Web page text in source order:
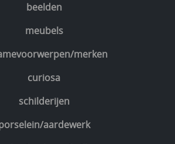
beelden
meubels
merken
curiosa
schilderijen
aardewerk